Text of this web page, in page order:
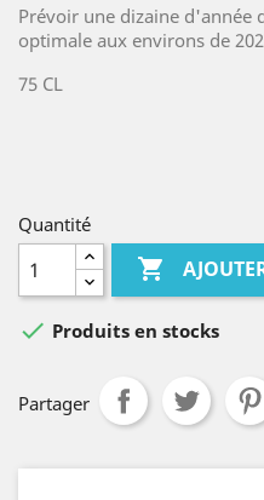
Prévoir une dizaine d'année
optimale aux environs de
75 CL
Quantité

 Produits en stocks
Partager